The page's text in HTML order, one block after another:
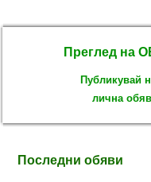
Преглед на
Публикувай
лична
Последни обяви